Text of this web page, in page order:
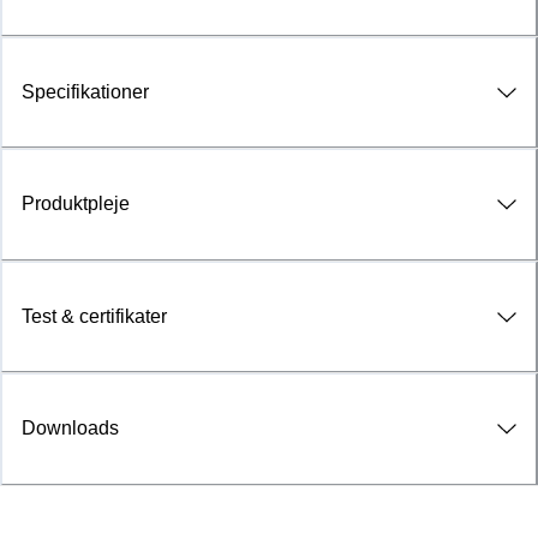
Specifikationer
Produktpleje
Test & certifikater
Downloads